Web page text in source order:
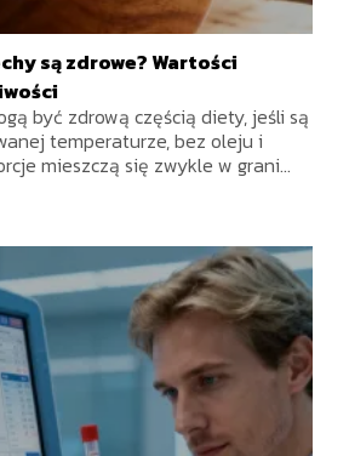
są zdrowe? Wartości
być zdrową częścią diety, jeśli są
temperaturze, bez oleju i
mieszczą się zwykle w grani...